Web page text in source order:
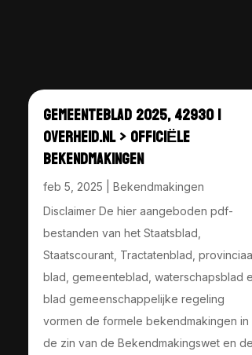
GEMEENTEBLAD 2025, 42930 |
OVERHEID.NL > OFFICIËLE
BEKENDMAKINGEN
feb 5, 2025
Bekendmakingen
Disclaimer De hier aangeboden pdf-
bestanden van het Staatsblad,
Staatscourant, Tractatenblad,
blad, gemeenteblad, waterschapsblad
blad gemeenschappelijke regeling
vormen de formele bekendmakingen in
de zin van de Bekendmakingswet en de